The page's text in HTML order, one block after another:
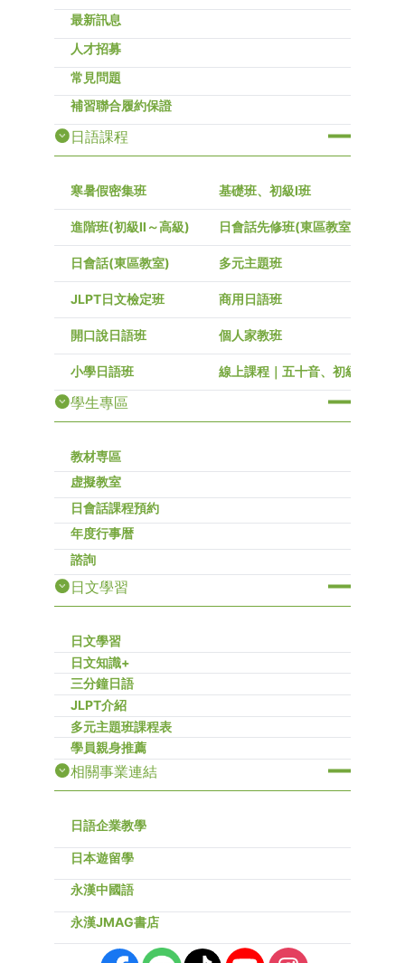
最新訊息
人才招募
常見問題
補習聯合履約保證
日語課程
寒暑假密集班 基礎班、初級I班
進階班(初級Ⅱ～高級) 日會話先修班(東區教室)
日會話(東區教室) 多元主題班
JLPT日文檢定班 商用日語班
開口說日語班 個人家教班
小學日語班 線上課程｜五十音、初級～高級
學生專區
教材専區
虚擬教室
日會話課程預約
年度行事暦
諮詢
日文學習
日文學習
日文知識+
三分鐘日語
JLPT介紹
多元主題班課程表
學員親身推薦
相關事業連結
日語企業教學
日本遊留學
永漢中國語
永漢JMAG書店